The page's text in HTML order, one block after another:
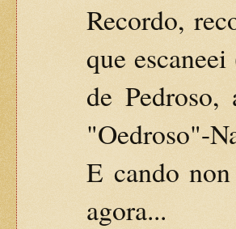
Recordo,
que
de
"Oedroso"-
E cando
agora...